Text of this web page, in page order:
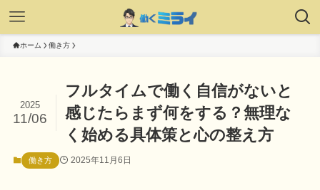
ホーム 働き方
フルタイムで働く自信がないと
感じたらまず何をする？無理な
く始める具体策と心の整え方
2025
11/06
働き方 2025年11月6日